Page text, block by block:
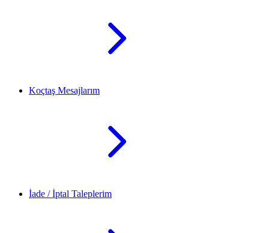
Koçtaş Mesajlarım
İade / İptal Taleplerim